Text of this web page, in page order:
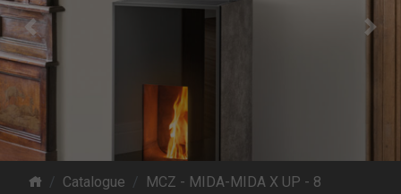
Previous Next
Catalogue
MCZ - MIDA-MIDA X UP - 8